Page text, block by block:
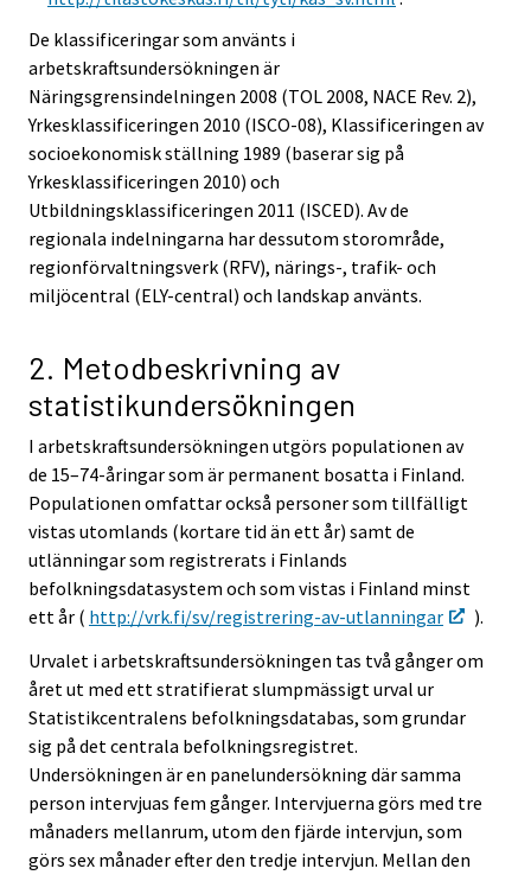
De klassificeringar som använts i
arbetskraftsundersökningen är
Näringsgrensindelningen 2008 (TOL 2008, NACE Rev. 2),
Yrkesklassificeringen 2010 (ISCO-08), Klassificeringen av
socioekonomisk ställning 1989 (baserar sig på
Yrkesklassificeringen 2010) och
Utbildningsklassificeringen 2011 (ISCED). Av de
regionala indelningarna har dessutom storområde,
regionförvaltningsverk (RFV), närings-, trafik- och
miljöcentral (ELY-central) och landskap använts.
2. Metodbeskrivning av
statistikundersökningen
I arbetskraftsundersökningen utgörs populationen av
de 15–74-åringar som är permanent bosatta i Finland.
Populationen omfattar också personer som tillfälligt
vistas utomlands (kortare tid än ett år) samt de
utlänningar som registrerats i Finlands
befolkningsdatasystem och som vistas i Finland minst
ett år ( http://vrk.fi/sv/registrering-av-utlanningar
).
Urvalet i arbetskraftsundersökningen tas två gånger om
året ut med ett stratifierat slumpmässigt urval ur
Statistikcentralens befolkningsdatabas, som grundar
sig på det centrala befolkningsregistret.
Undersökningen är en panelundersökning där samma
person intervjuas fem gånger. Intervjuerna görs med tre
månaders mellanrum, utom den fjärde intervjun, som
görs sex månader efter den tredje intervjun. Mellan den